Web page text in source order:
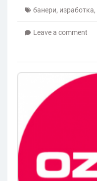
банери, изработка,
Leave a comment